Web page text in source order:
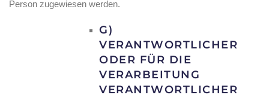
Person zugewiesen werden.
G)
VERANTWORTLICHER
ODER FÜR DIE
VERARBEITUNG
VERANTWORTLICHER